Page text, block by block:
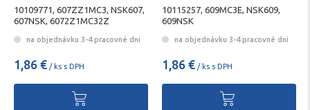
10109771, 607ZZ1MC3, NSK607,
607NSK, 6072Z1MC32Z
na objednávku 3-4 pracovné dni
1,86 € / ks s DPH
10115257, 609MC3E, NSK609,
609NSK
na objednávku 3-4 pracovné dni
1,86 € / ks s DPH